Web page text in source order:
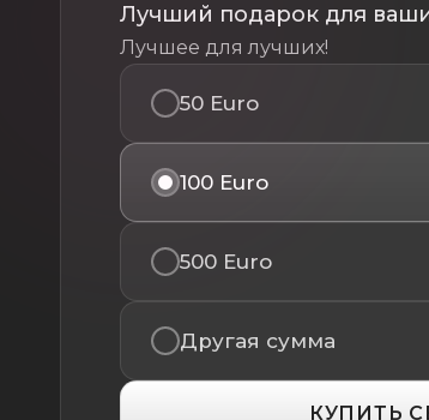
Лучший подарок для
Лучшее для лучших!
50 Euro
100 Euro
500 Euro
Другая сумма
КУПИТЬ